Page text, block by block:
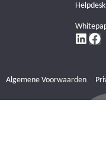
Helpdesk
Algemene Voorwaarden